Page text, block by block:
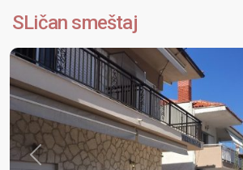
SLičan smeštaj
Kasandra
Polihrono
Previous